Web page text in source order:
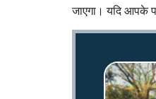
जाएगा। यदि आपके